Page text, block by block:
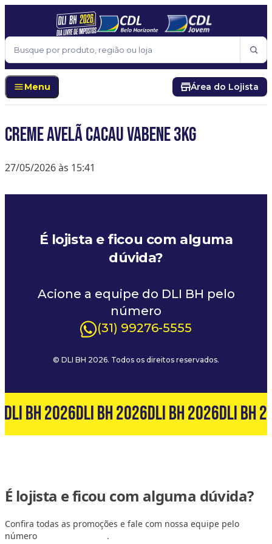
Pular para o conteúdo
Buscar
Menu Área do Lojista
CREME AVELÃ CACAU VABENE 3KG
27/05/2026 às 15:41
É lojista e ficou com alguma
dúvida?
Acione a equipe do DLI BH pelo
número
(31) 99276-5555
© DLI BH 2026. Todos os direitos reservados.
DLI BH 2026DLI BH 2026DLI BH 2026DLI BH
É lojista e ficou com alguma dúvida?
Confira todas as promoções e fale com nossa equipe pelo
número
.